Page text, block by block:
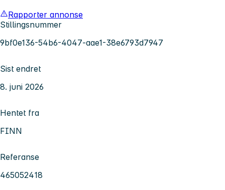
Rapporter annonse
Stillingsnummer
9bf0e136-54b6-4047-aae1-38e6793d7947
Sist endret
8. juni 2026
Hentet fra
FINN
Referanse
465052418